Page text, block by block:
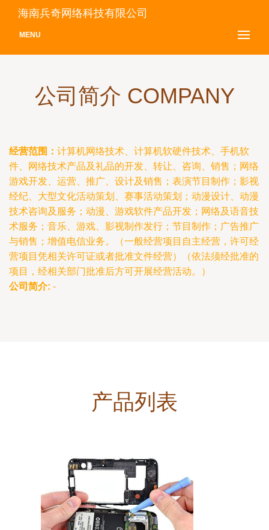
海南兵奇网络科技有限公司
MENU
公司简介 COMPANY
经营范围： 计算机网络技术、计算机软硬件技术、手机软
件、网络技术产品及礼品的开发、转让、咨询、销售；网络
游戏开发、运营、推广、设计及销售；表演节目制作；影视
经纪、大型文化活动策划、赛事活动策划；动漫设计、动漫
技术咨询及服务；动漫、游戏软件产品开发；网络及语音技
术服务；音乐、游戏、影视制作发行；节目制作；广告推广
与销售；增值电信业务。（一般经营项目自主经营，许可经
营项目凭相关许可证或者批准文件经营）（依法须经批准的
项目，经相关部门批准后方可开展经营活动。）
公司简介: -
产品列表